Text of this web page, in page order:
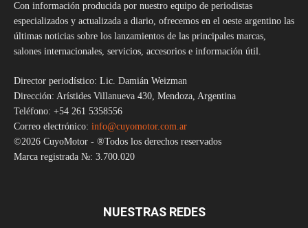
Con información producida por nuestro equipo de periodistas
especializados y actualizada a diario, ofrecemos en el oeste argentino las
últimas noticias sobre los lanzamientos de las principales marcas,
salones internacionales, servicios, accesorios e información útil.
Director periodístico: Lic. Damián Weizman
Dirección: Arístides Villanueva 430, Mendoza, Argentina
Teléfono: +54 261 5358556
Correo electrónico: info@cuyomotor.com.ar
©2026 CuyoMotor - ®Todos los derechos reservados
Marca registrada №: 3.700.020
NUESTRAS REDES